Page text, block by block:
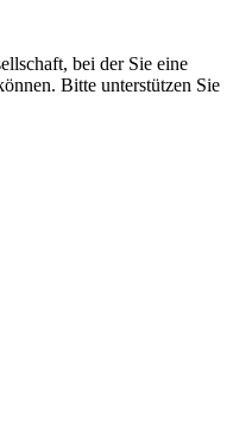
bei der Sie eine
Bitte unterstützen Sie